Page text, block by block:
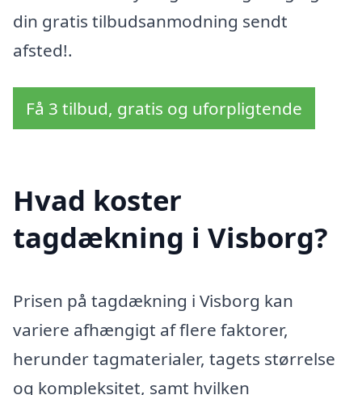
din gratis tilbudsanmodning sendt
afsted!.
Få 3 tilbud, gratis og uforpligtende
Hvad koster
tagdækning i Visborg?
Prisen på tagdækning i Visborg kan
variere afhængigt af flere faktorer,
herunder tagmaterialer, tagets størrelse
og kompleksitet, samt hvilken